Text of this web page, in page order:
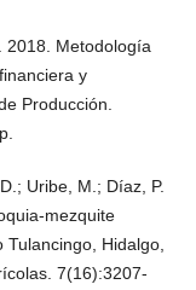
2018. Metodología
y
Producción.
Uribe, M.; Díaz, P.
mezquite
Tulancingo, Hidalgo,
7(16):3207-